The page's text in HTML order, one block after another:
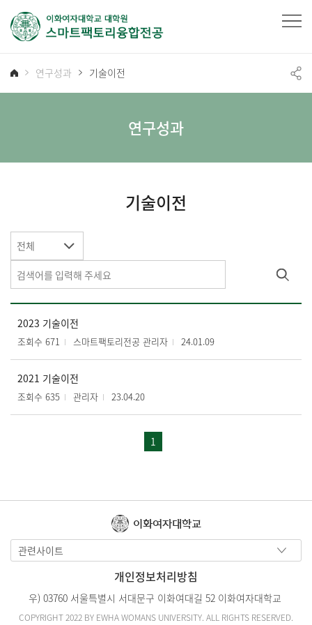
연구성과 기술이전
연구성과
기술이전
전체
2023 기술이전
조회수 671 스마트팩토리전공 관리자 24.01.09
2021 기술이전
조회수 635 관리자 23.04.20
1
이화여자대학교
관련사이트
개인정보처리방침
우) 03760 서울특별시 서대문구 이화여대길 52 이화여자대학교
COPYRIGHT 2022 BY EWHA WOMANS UNIVERSITY. ALL RIGHTS RESERVED.